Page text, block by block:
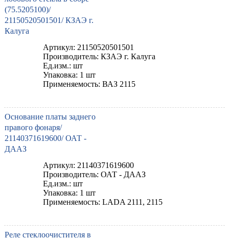
(75.5205100)/
21150520501501/ КЗАЭ г.
Калуга
Артикул: 21150520501501
Производитель: КЗАЭ г. Калуга
Ед.изм.: шт
Упаковка: 1 шт
Применяемость: ВАЗ 2115
Основание платы заднего
правого фонаря/
21140371619600/ ОАТ -
ДААЗ
Артикул: 21140371619600
Производитель: ОАТ - ДААЗ
Ед.изм.: шт
Упаковка: 1 шт
Применяемость: LADA 2111, 2115
Реле стеклоочистителя в